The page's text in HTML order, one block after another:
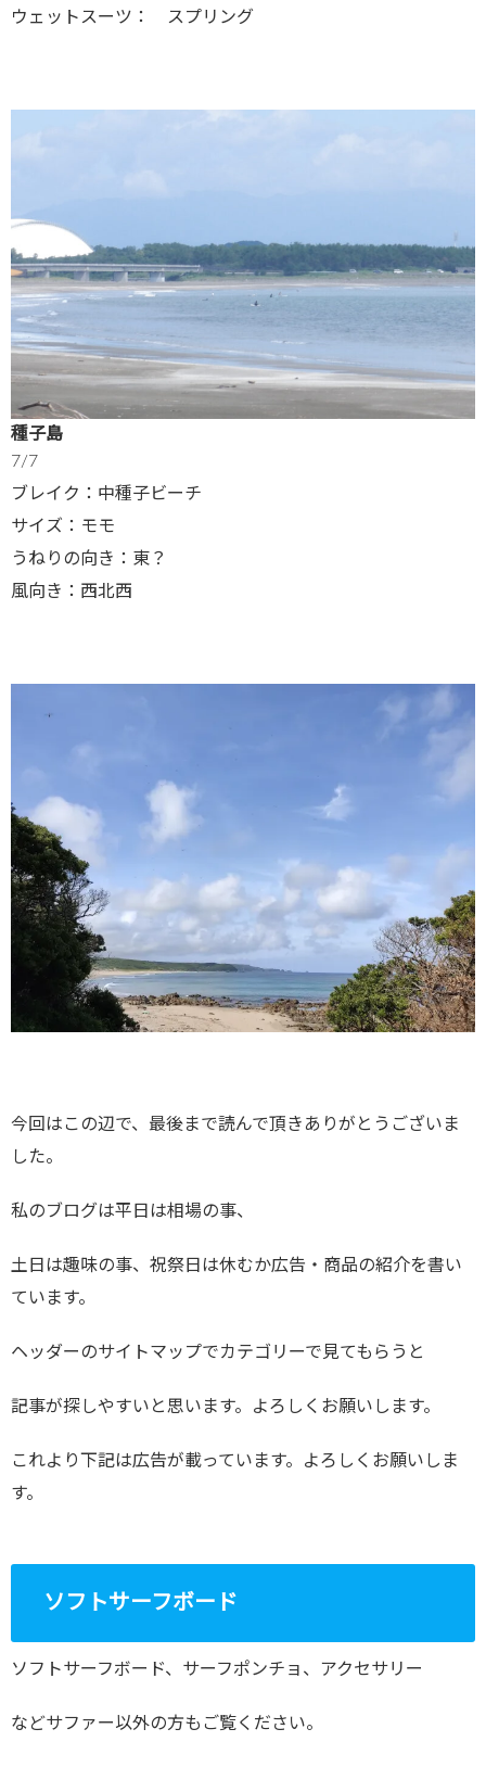
ウェットスーツ： スプリング
種子島
7/7
ブレイク：中種子ビーチ
サイズ：モモ
うねりの向き：東？
風向き：西北西
今回はこの辺で、最後まで読んで頂きありがとうございま
した。
私のブログは平日は相場の事、
土日は趣味の事、祝祭日は休むか広告・商品の紹介を書い
ています。
ヘッダーのサイトマップでカテゴリーで見てもらうと
記事が探しやすいと思います。よろしくお願いします。
これより下記は広告が載っています。よろしくお願いしま
す。
ソフトサーフボード
ソフトサーフボード、サーフポンチョ、アクセサリー
などサファー以外の方もご覧ください。